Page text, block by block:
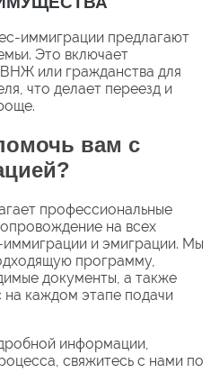
иммиграции предлагают
Это включает
или гражданства для
что делает переезд и
вам с
профессиональные
на всех
и эмиграции. Мы
программу,
документы, а также
каждом этапе подачи
информации,
свяжитесь с нами по